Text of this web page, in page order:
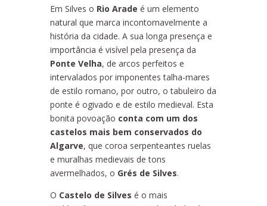
Em Silves o Rio Arade é um elemento
natural que marca incontornavelmente a
história da cidade. A sua longa presença e
importância é visível pela presença da
Ponte Velha, de arcos perfeitos e
intervalados por imponentes talha-mares
de estilo romano, por outro, o tabuleiro da
ponte é ogivado e de estilo medieval. Esta
bonita povoação conta com um dos
castelos mais bem conservados do
Algarve, que coroa serpenteantes ruelas
e muralhas medievais de tons
avermelhados, o Grés de Silves.
O Castelo de Silves é o mais